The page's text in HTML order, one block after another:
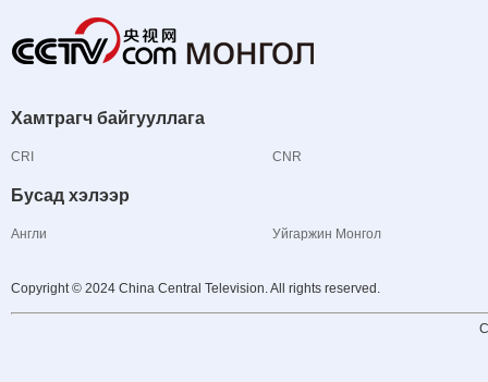
Хамтрагч байгууллага
CRI CNR
Бусад хэлээр
Англи Уйгаржин Монгол
Copyright © 2024 China Central Television. All rights reserved.